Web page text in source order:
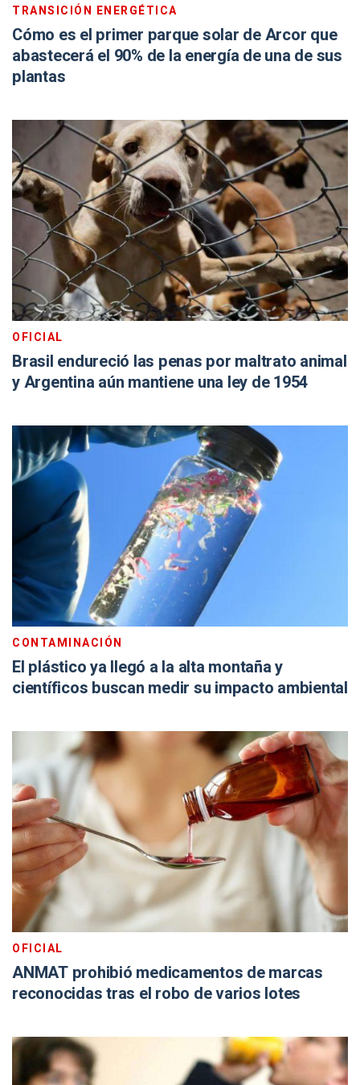
TRANSICIÓN ENERGÉTICA
Cómo es el primer parque solar de Arcor que
abastecerá el 90% de la energía de una de sus
plantas
OFICIAL
Brasil endureció las penas por maltrato animal
y Argentina aún mantiene una ley de 1954
CONTAMINACIÓN
El plástico ya llegó a la alta montaña y
científicos buscan medir su impacto ambiental
OFICIAL
ANMAT prohibió medicamentos de marcas
reconocidas tras el robo de varios lotes